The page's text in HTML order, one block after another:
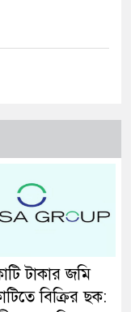
টাকার জমি
বিক্রির ছক: